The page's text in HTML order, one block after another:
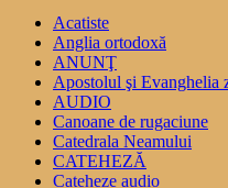
Acatiste
Anglia ortodoxă
ANUNŢ
Apostolul şi Evanghelia
AUDIO
Canoane de rugaciune
Catedrala Neamului
CATEHEZĂ
Cateheze audio